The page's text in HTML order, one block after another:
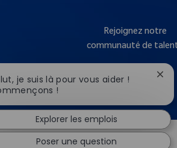
Rejoignez notre
communauté de
je suis là pour vous aider !
!
Explorer les emplois
Poser une question